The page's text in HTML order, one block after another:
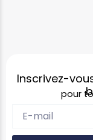
Inscrivez-
pour